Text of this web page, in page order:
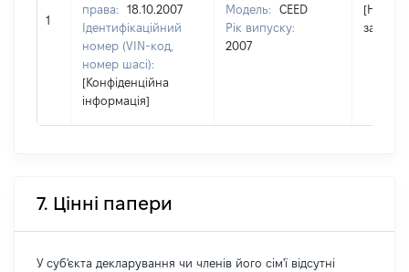
1
права:
18.10.2007
Ідентифікаційний
номер (VIN-код,
номер шасі):
[Конфіденційна
інформація]
Модель:
CEED
Рік випуску:
2007
[Не
7. Цінні папери
У суб'єкта декларування чи членів його сім'ї відсутні